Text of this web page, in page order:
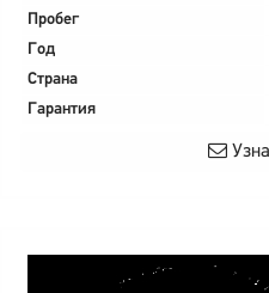
Пробег
Год
Страна
Гарантия